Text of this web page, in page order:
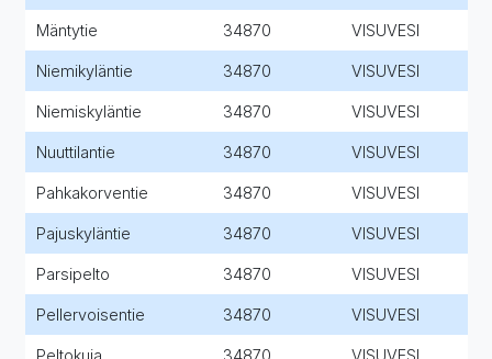
Mäntytie 34870 VISUVESI
Niemikyläntie 34870 VISUVESI
Niemiskyläntie 34870 VISUVESI
Nuuttilantie 34870 VISUVESI
Pahkakorventie 34870 VISUVESI
Pajuskyläntie 34870 VISUVESI
Parsipelto 34870 VISUVESI
Pellervoisentie 34870 VISUVESI
Peltokuja 34870 VISUVESI